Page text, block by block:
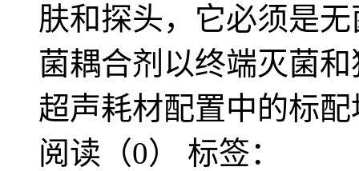
肤和探头，它必须是
菌耦合剂以终端灭菌
超声耗材配置中的标
阅读（0） 标签：